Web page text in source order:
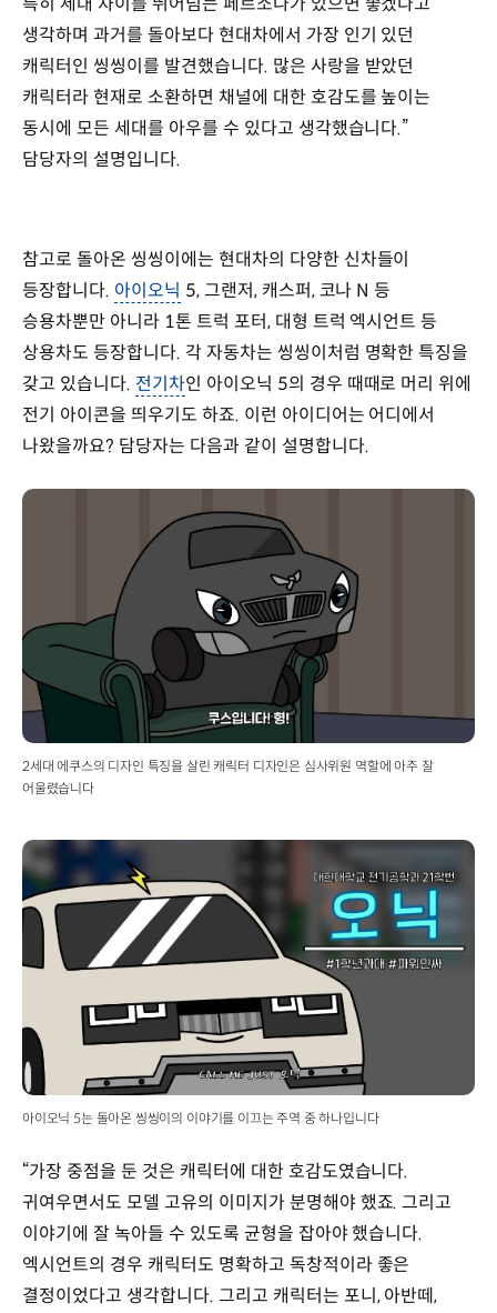
생각하며 과거를 돌아보다 현대차에서 가장 인기 있던
캐릭터인 씽씽이를 발견했습니다. 많은 사랑을 받았던
캐릭터라 현재로 소환하면 채널에 대한 호감도를 높이는
동시에 모든 세대를 아우를 수 있다고 생각했습니다.”
담당자의 설명입니다.
참고로 돌아온 씽씽이에는 현대차의 다양한 신차들이
등장합니다. 아이오닉 5, 그랜저, 캐스퍼, 코나 N 등
승용차뿐만 아니라 1톤 트럭 포터, 대형 트럭 엑시언트 등
상용차도 등장합니다. 각 자동차는 씽씽이처럼 명확한 특징을
갖고 있습니다. 전기차인 아이오닉 5의 경우 때때로 머리 위에
전기 아이콘을 띄우기도 하죠. 이런 아이디어는 어디에서
나왔을까요? 담당자는 다음과 같이 설명합니다.
2세대 에쿠스의 디자인 특징을 살린 캐릭터 디자인은 심사위원 역할에 아주 잘
어울렸습니다
아이오닉 5는 돌아온 씽씽이의 이야기를 이끄는 주역 중 하나입니다
“가장 중점을 둔 것은 캐릭터에 대한 호감도였습니다.
귀여우면서도 모델 고유의 이미지가 분명해야 했죠. 그리고
이야기에 잘 녹아들 수 있도록 균형을 잡아야 했습니다.
엑시언트의 경우 캐릭터도 명확하고 독창적이라 좋은
결정이었다고 생각합니다. 그리고 캐릭터는 포니, 아반떼,